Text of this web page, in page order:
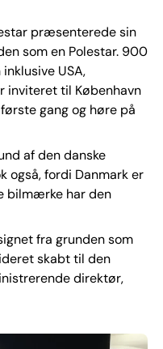
præsenterede sin
som en Polestar. 900
USA,
inviteret til København
gang og høre på
af den danske
også, fordi Danmark er
bilmærke har den
fra grunden som
skabt til den
direktør,